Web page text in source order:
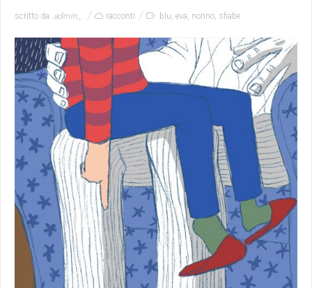
scritto da: admin_ racconti blu, eva, nonno, sfiabe